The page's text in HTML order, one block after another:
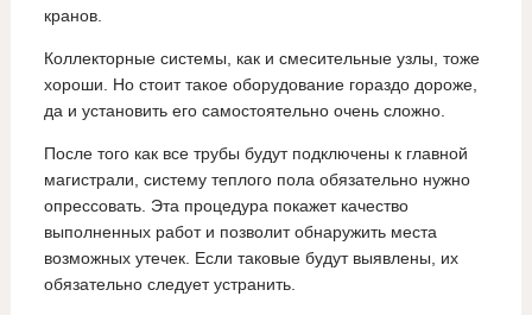
кранов.
Коллекторные системы, как и смесительные узлы, тоже
хороши. Но стоит такое оборудование гораздо дороже,
да и установить его самостоятельно очень сложно.
После того как все трубы будут подключены к главной
магистрали, систему теплого пола обязательно нужно
опрессовать. Эта процедура покажет качество
выполненных работ и позволит обнаружить места
возможных утечек. Если таковые будут выявлены, их
обязательно следует устранить.